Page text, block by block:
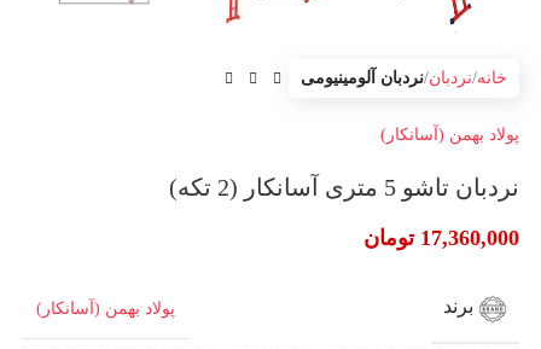
خانه نردبان نردبان آلومینیومی
پولاد بهمن (آسانکار)
نردبان تاشو 5 متری آسانکار (2 تکه)
17,360,000 تومان
برند پولاد بهمن (آسانکار)